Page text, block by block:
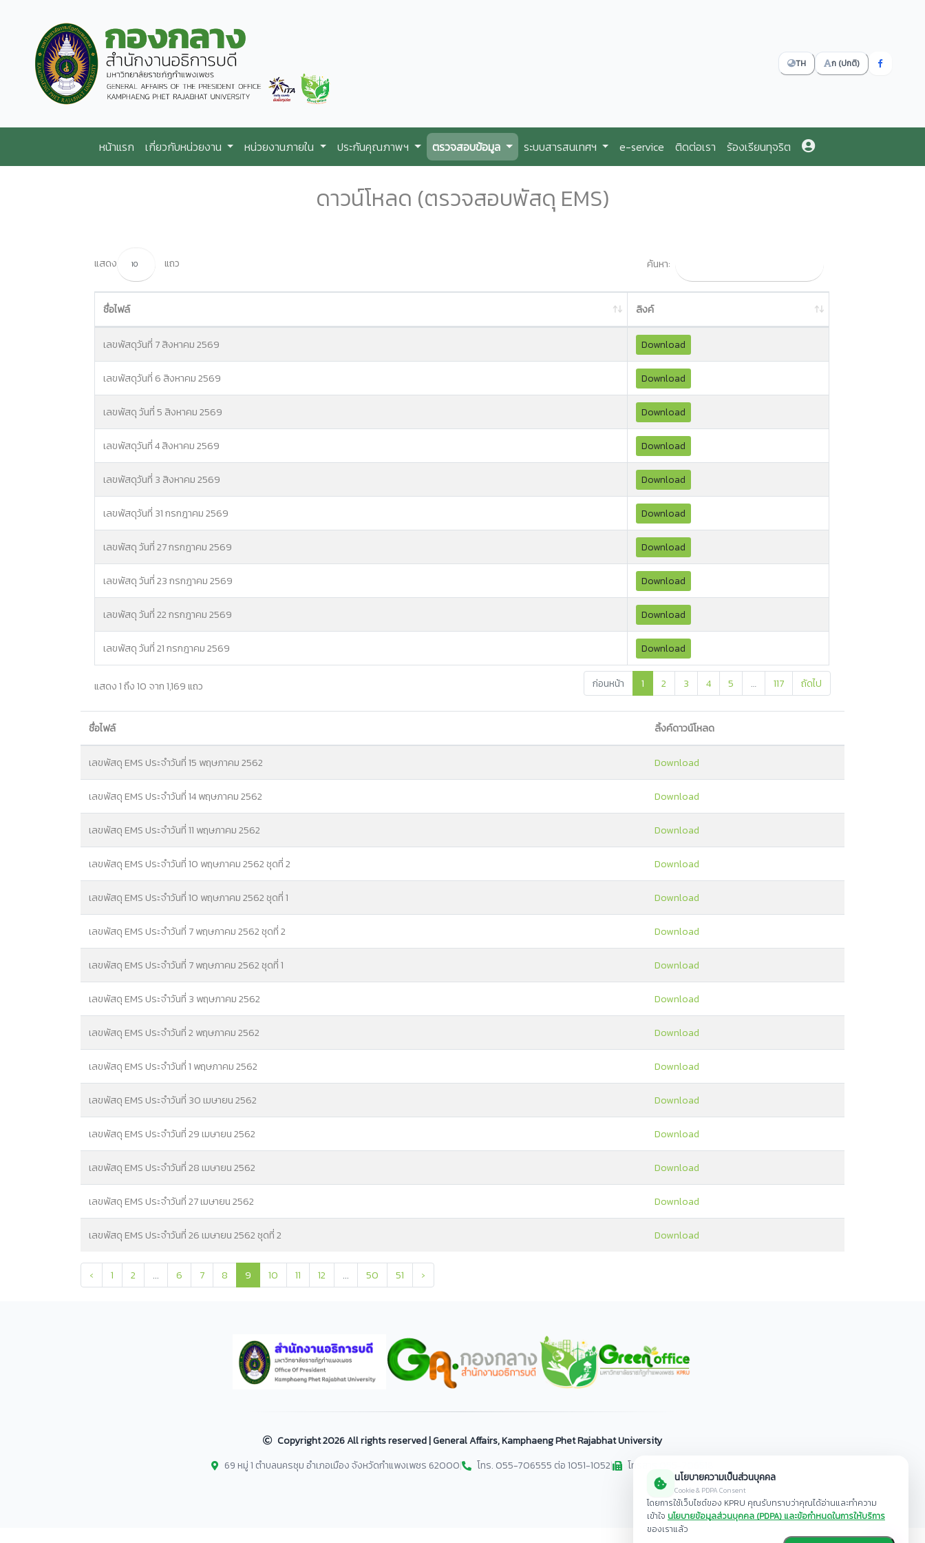
TH ก (ปกติ)
หน้าแรก เกี่ยวกับหน่วยงาน หน่วยงานภายใน ประกันคุณภาพฯ ตรวจสอบข้อมูล ระบบสารสนเทศฯ e-service ติดต่อเรา ร้องเรียนทุจริต
ดาวน์โหลด (ตรวจสอบพัสดุ EMS)
แสดง แถว ค้นหา:
ชื่อไฟล์ ลิงค์
เลขพัสดุวันที่ 7 สิงหาคม 2569 Download
เลขพัสดุวันที่ 6 สิงหาคม 2569 Download
เลขพัสดุ วันที่ 5 สิงหาคม 2569 Download
เลขพัสดุวันที่ 4 สิงหาคม 2569 Download
เลขพัสดุวันที่ 3 สิงหาคม 2569 Download
เลขพัสดุวันที่ 31 กรกฎาคม 2569 Download
เลขพัสดุ วันที่ 27 กรกฎาคม 2569 Download
เลขพัสดุ วันที่ 23 กรกฎาคม 2569 Download
เลขพัสดุ วันที่ 22 กรกฎาคม 2569 Download
เลขพัสดุ วันที่ 21 กรกฎาคม 2569 Download
แสดง 1 ถึง 10 จาก 1,169 แถว ก่อนหน้า 1 2 3 4 5 … 117 ถัดไป
ชื่อไฟล์ ลิ้งค์ดาวน์โหลด
เลขพัสดุ EMS ประจำวันที่ 15 พฤษภาคม 2562 Download
เลขพัสดุ EMS ประจำวันที่ 14 พฤษภาคม 2562 Download
เลขพัสดุ EMS ประจำวันที่ 11 พฤษภาคม 2562 Download
เลขพัสดุ EMS ประจำวันที่ 10 พฤษภาคม 2562 ชุดที่ 2 Download
เลขพัสดุ EMS ประจำวันที่ 10 พฤษภาคม 2562 ชุดที่ 1 Download
เลขพัสดุ EMS ประจำวันที่ 7 พฤษภาคม 2562 ชุดที่ 2 Download
เลขพัสดุ EMS ประจำวันที่ 7 พฤษภาคม 2562 ชุดที่ 1 Download
เลขพัสดุ EMS ประจำวันที่ 3 พฤษภาคม 2562 Download
เลขพัสดุ EMS ประจำวันที่ 2 พฤษภาคม 2562 Download
เลขพัสดุ EMS ประจำวันที่ 1 พฤษภาคม 2562 Download
เลขพัสดุ EMS ประจำวันที่ 30 เมษายน 2562 Download
เลขพัสดุ EMS ประจำวันที่ 29 เมษายน 2562 Download
เลขพัสดุ EMS ประจำวันที่ 28 เมษายน 2562 Download
เลขพัสดุ EMS ประจำวันที่ 27 เมษายน 2562 Download
เลขพัสดุ EMS ประจำวันที่ 26 เมษายน 2562 ชุดที่ 2 Download
‹ 1 2 ... 6 7 8 9 10 11 12 ... 50 51 ›
Copyright2026 All rights reserved | General Affairs, Kamphaeng Phet Rajabhat University
69 หมู่ 1 ตำบลนครชุม อำเภอเมือง จังหวัดกำแพงเพชร 62000| โทร. 055-706555 ต่อ 1051-1052| โทรสาร 055-706518
นโยบายความเป็นส่วนบุคคล
Cookie & PDPA Consent
โดยการใช้เว็บไซต์ของ KPRU คุณรับทราบว่าคุณได้อ่านและทำความ
เข้าใจ นโยบายข้อมูลส่วนบุคคล (PDPA) และข้อกำหนดในการให้บริการ
ของเราแล้ว